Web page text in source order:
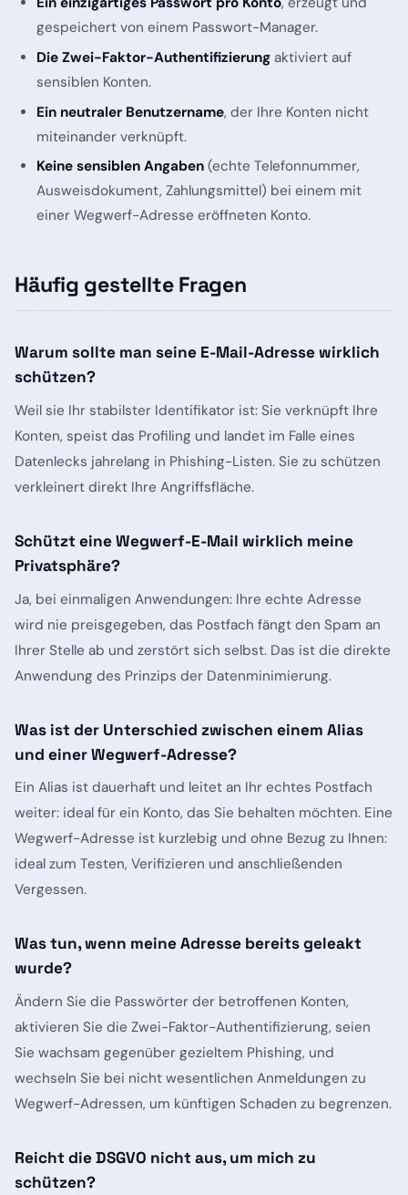
gespeichert von einem Passwort-Manager.
Die Zwei-Faktor-Authentifizierung aktiviert auf
sensiblen Konten.
Ein neutraler Benutzername, der Ihre Konten nicht
miteinander verknüpft.
Keine sensiblen Angaben (echte Telefonnummer,
Ausweisdokument, Zahlungsmittel) bei einem mit
einer Wegwerf-Adresse eröffneten Konto.
Häufig gestellte Fragen
Warum sollte man seine E-Mail-Adresse wirklich
schützen?
Weil sie Ihr stabilster Identifikator ist: Sie verknüpft Ihre
Konten, speist das Profiling und landet im Falle eines
Datenlecks jahrelang in Phishing-Listen. Sie zu schützen
verkleinert direkt Ihre Angriffsfläche.
Schützt eine Wegwerf-E-Mail wirklich meine
Privatsphäre?
Ja, bei einmaligen Anwendungen: Ihre echte Adresse
wird nie preisgegeben, das Postfach fängt den Spam an
Ihrer Stelle ab und zerstört sich selbst. Das ist die direkte
Anwendung des Prinzips der Datenminimierung.
Was ist der Unterschied zwischen einem Alias
und einer Wegwerf-Adresse?
Ein Alias ist dauerhaft und leitet an Ihr echtes Postfach
weiter: ideal für ein Konto, das Sie behalten möchten. Eine
Wegwerf-Adresse ist kurzlebig und ohne Bezug zu Ihnen:
ideal zum Testen, Verifizieren und anschließenden
Vergessen.
Was tun, wenn meine Adresse bereits geleakt
wurde?
Ändern Sie die Passwörter der betroffenen Konten,
aktivieren Sie die Zwei-Faktor-Authentifizierung, seien
Sie wachsam gegenüber gezieltem Phishing, und
wechseln Sie bei nicht wesentlichen Anmeldungen zu
Wegwerf-Adressen, um künftigen Schaden zu begrenzen.
Reicht die DSGVO nicht aus, um mich zu
schützen?